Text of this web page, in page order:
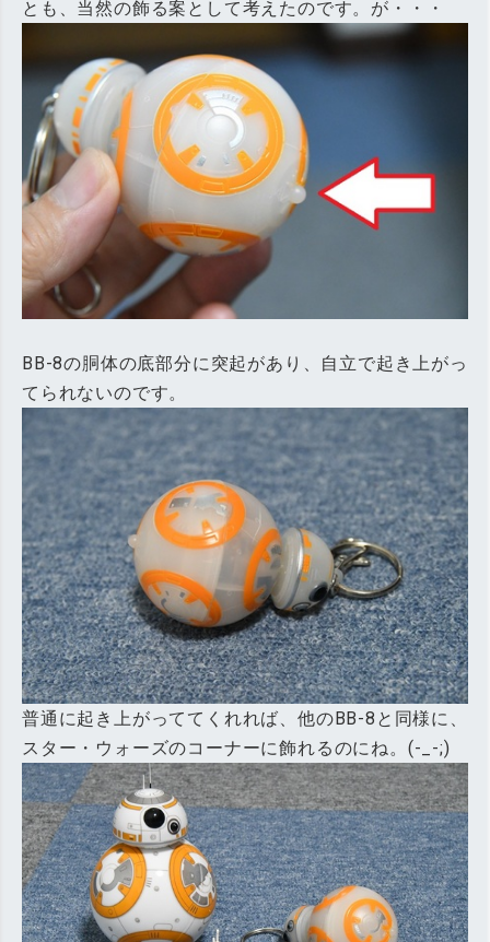
とも、当然の飾る案として考えたのです。が・・・
BB-8の胴体の底部分に突起があり、自立で起き上がっ
てられないのです。
普通に起き上がっててくれれば、他のBB-8と同様に、
スター・ウォーズのコーナーに飾れるのにね。(-_-;)